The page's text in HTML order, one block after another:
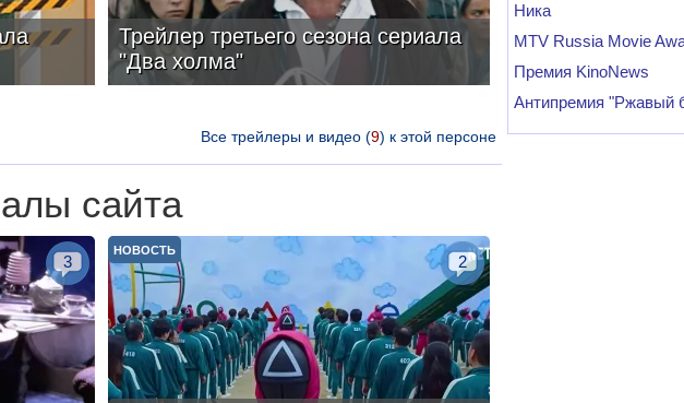
Трейлер третьего сезона сериала
"Два холма"
Все трейлеры и видео (9) к этой персоне
сайта
3
НОВОСТЬ
2
Ника
MTV Russia Movie
Премия KinoNews
Антипремия "Ржавый